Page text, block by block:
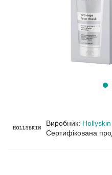
Виробник: Hollyskin
Сертифікована